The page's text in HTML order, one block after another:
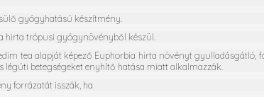
gyógyhatású készítmény.
hirta trópusi gyógynövényből készül.
tea alapját képező Euphorbia hirta növényt
légúti betegségeket enyhítő hatása miatt alkalmazzák.
forrázatát isszák, ha